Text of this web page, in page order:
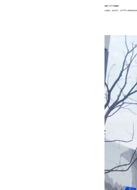
打造“1+2”产业体系
白墙黛瓦，移步异景，下g1503上海绕城高速泖